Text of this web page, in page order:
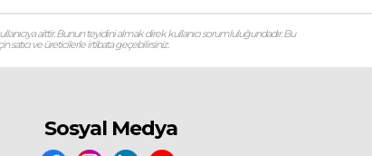
ve Brüt Kuru Birim Hacim Kütlesi minimum 900
aittir. Bunun teyidini almak direk kullanıcı sorumluluğundadır. Bu
satıcı ve üreticilerle irtibata geçebilirsiniz.
Sosyal Medya